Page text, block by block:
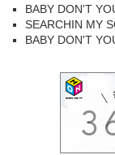
BABY DON'T
SEARCHIN MY
BABY DON'T